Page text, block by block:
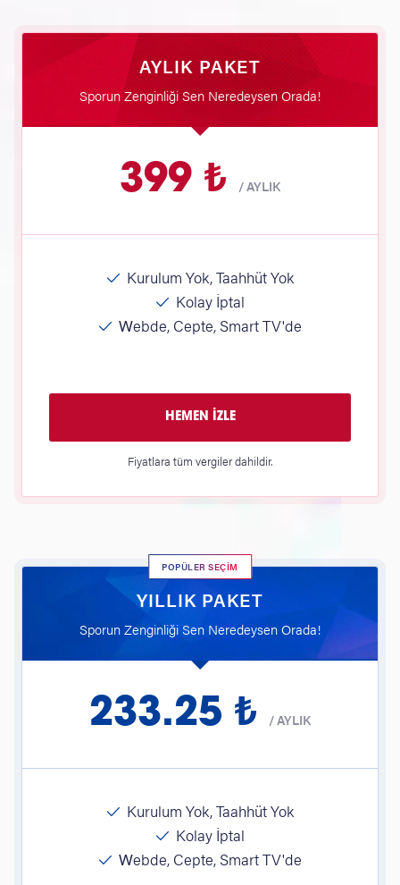
AYLIK PAKET
Sporun Zenginliği Sen Neredeysen Orada!
399 ₺ /AYLIK
Kurulum Yok, Taahhüt Yok
Kolay İptal
Webde, Cepte, Smart TV'de
HEMEN İZLE
Fiyatlara tüm vergiler dahildir.
POPÜLER SEÇİM
YILLIK PAKET
Sporun Zenginliği Sen Neredeysen Orada!
233.25 ₺ /AYLIK
Kurulum Yok, Taahhüt Yok
Kolay İptal
Webde, Cepte, Smart TV'de